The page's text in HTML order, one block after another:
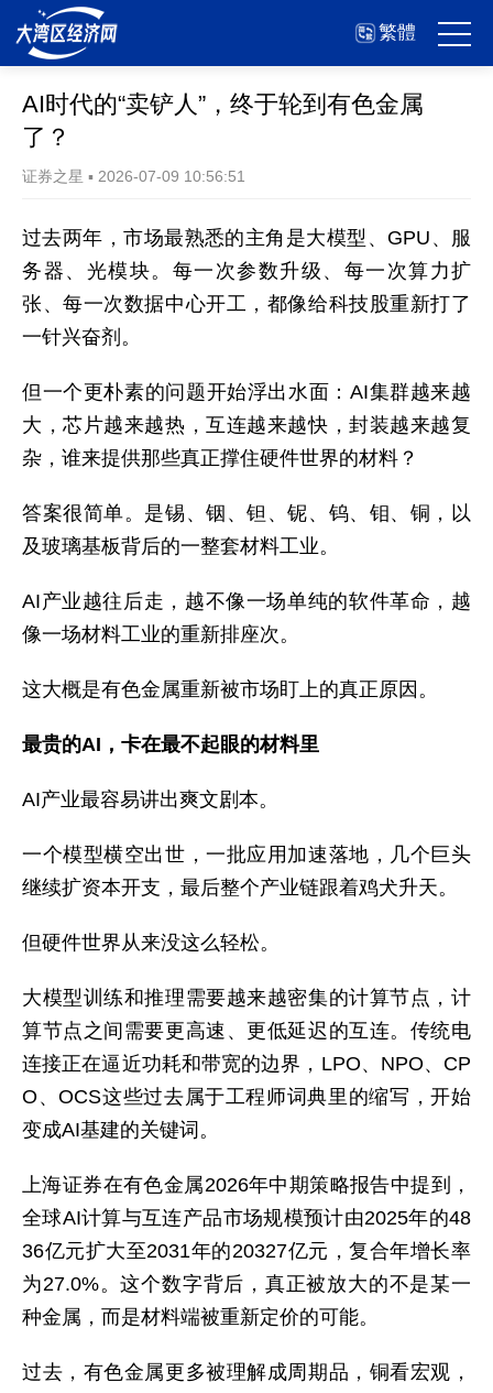
繁體
AI时代的“卖铲人”，终于轮到有色金属
了？
证券之星 ▪ 2026-07-09 10:56:51
过去两年，市场最熟悉的主角是大模型、GPU、服
务器、光模块。每一次参数升级、每一次算力扩
张、每一次数据中心开工，都像给科技股重新打了
一针兴奋剂。
但一个更朴素的问题开始浮出水面：AI集群越来越
大，芯片越来越热，互连越来越快，封装越来越复
杂，谁来提供那些真正撑住硬件世界的材料？
答案很简单。是锡、铟、钽、铌、钨、钼、铜，以
及玻璃基板背后的一整套材料工业。
AI产业越往后走，越不像一场单纯的软件革命，越
像一场材料工业的重新排座次。
这大概是有色金属重新被市场盯上的真正原因。
最贵的AI，卡在最不起眼的材料里
AI产业最容易讲出爽文剧本。
一个模型横空出世，一批应用加速落地，几个巨头
继续扩资本开支，最后整个产业链跟着鸡犬升天。
但硬件世界从来没这么轻松。
大模型训练和推理需要越来越密集的计算节点，计
算节点之间需要更高速、更低延迟的互连。传统电
连接正在逼近功耗和带宽的边界，LPO、NPO、CP
O、OCS这些过去属于工程师词典里的缩写，开始
变成AI基建的关键词。
上海证券在有色金属2026年中期策略报告中提到，
全球AI计算与互连产品市场规模预计由2025年的48
36亿元扩大至2031年的20327亿元，复合年增长率
为27.0%。这个数字背后，真正被放大的不是某一
种金属，而是材料端被重新定价的可能。
过去，有色金属更多被理解成周期品，铜看宏观，